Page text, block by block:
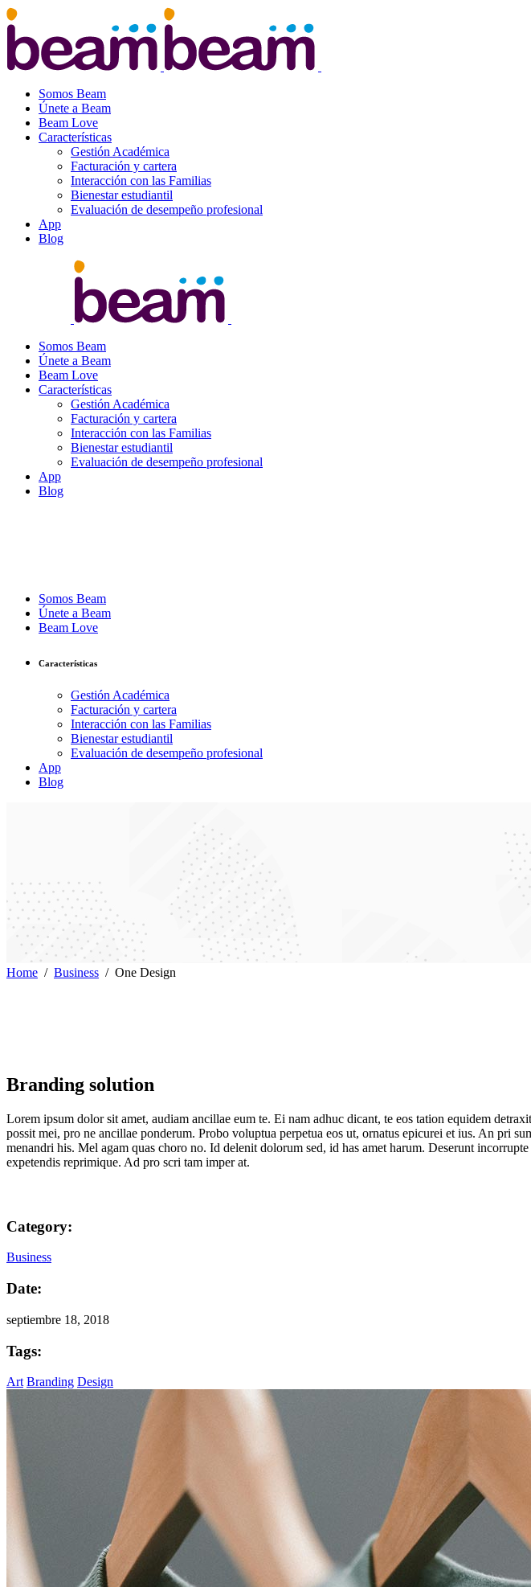
Somos Beam
Únete a Beam
Beam Love
Características
Gestión Académica
Facturación y cartera
Interacción con las Familias
Bienestar estudiantil
Evaluación de desempeño profesional
App
Blog
Somos Beam
Únete a Beam
Beam Love
Características
Gestión Académica
Facturación y cartera
Interacción con las Familias
Bienestar estudiantil
Evaluación de desempeño profesional
App
Blog
Somos Beam
Únete a Beam
Beam Love
Características
Gestión Académica
Facturación y cartera
Interacción con las Familias
Bienestar estudiantil
Evaluación de desempeño profesional
App
Blog
Home / Business / One Design
Branding solution
Lorem ipsum dolor sit amet, audiam ancillae eum te. Ei nam adhuc dicant, te eos tation equidem
possit mei, pro ne ancillae ponderum. Probo voluptua perpetua eos ut, ornatus epicurei et ius. An pri
menandri his. Mel agam quas choro no. Id delenit dolorum sed, id has amet harum. Deserunt
expetendis reprimique. Ad pro scri tam imper at.
Category:
Business
Date:
septiembre 18, 2018
Tags:
Art Branding Design